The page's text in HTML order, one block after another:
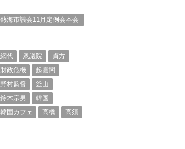
熱海市議会11月定例会本会
網代
衆議院
貞方
財政危機
起雲閣
野村監督
釜山
鈴木宗男
韓国
韓国カフェ
高橋 高須